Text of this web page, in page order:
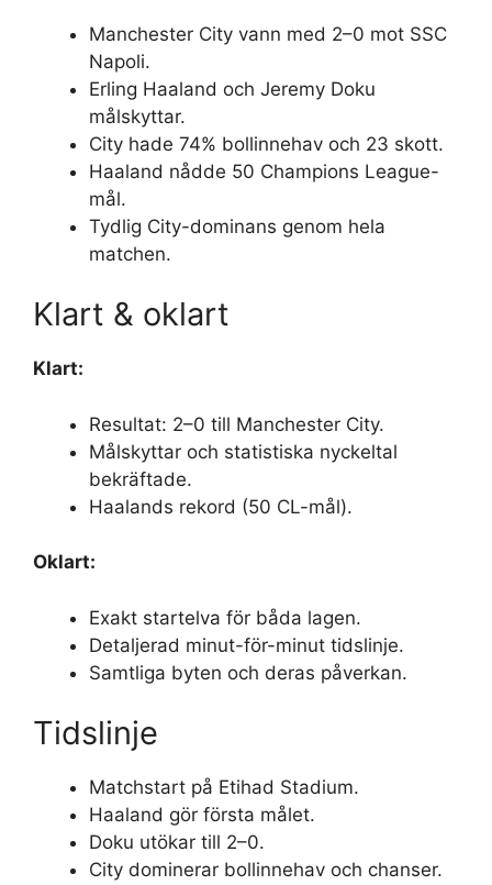
Manchester City vann med 2–0 mot SSC
Napoli.
Erling Haaland och Jeremy Doku
målskyttar.
City hade 74% bollinnehav och 23 skott.
Haaland nådde 50 Champions League-
mål.
Tydlig City-dominans genom hela
matchen.
Klart & oklart
Klart:
Resultat: 2–0 till Manchester City.
Målskyttar och statistiska nyckeltal
bekräftade.
Haalands rekord (50 CL-mål).
Oklart:
Exakt startelva för båda lagen.
Detaljerad minut-för-minut tidslinje.
Samtliga byten och deras påverkan.
Tidslinje
Matchstart på Etihad Stadium.
Haaland gör första målet.
Doku utökar till 2–0.
City dominerar bollinnehav och chanser.